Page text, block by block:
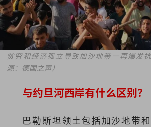
贫穷和经济孤立导致加沙地带一再爆发
源：德国之声）
与约旦河西岸有什么区别？
巴勒斯坦领土包括加沙地带